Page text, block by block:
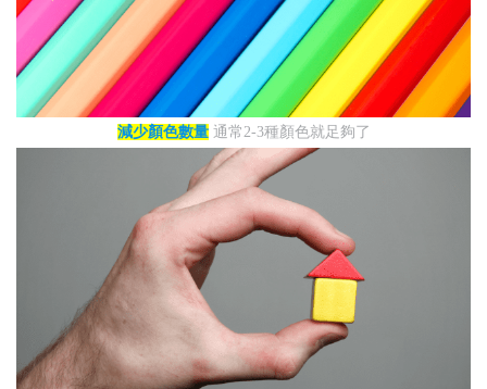
減少顏色數量通常2-3種顏色就足夠了